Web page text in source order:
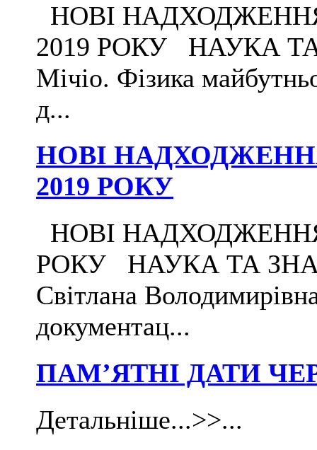
НОВІ
2019 РОКУ НАУКА
Мічіо. Фізика
д...
НОВІ
2019 РОКУ
НОВІ НАДХОДЖЕННЯ
РОКУ НАУКА ТА
Світлана
документац...
ПАМ’ЯТНІ ДАТИ
Детальніше...>>...